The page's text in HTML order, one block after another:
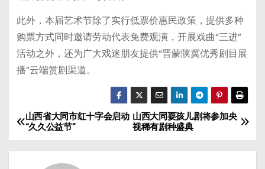
此外，本届艺术节除了实行低票价惠民政策，提供多种
购票方式同时邀请劳动代表免费观演，开展戏曲“三进”
活动之外，还为广大戏迷朋友提供“晋蒙陕冀优秀剧目展
播”云端赏剧渠道。
文
章
山西大同耍孩儿剧将参加央
视稀有剧种盛典
山西省大同市红十字会启动
“久久公益节”